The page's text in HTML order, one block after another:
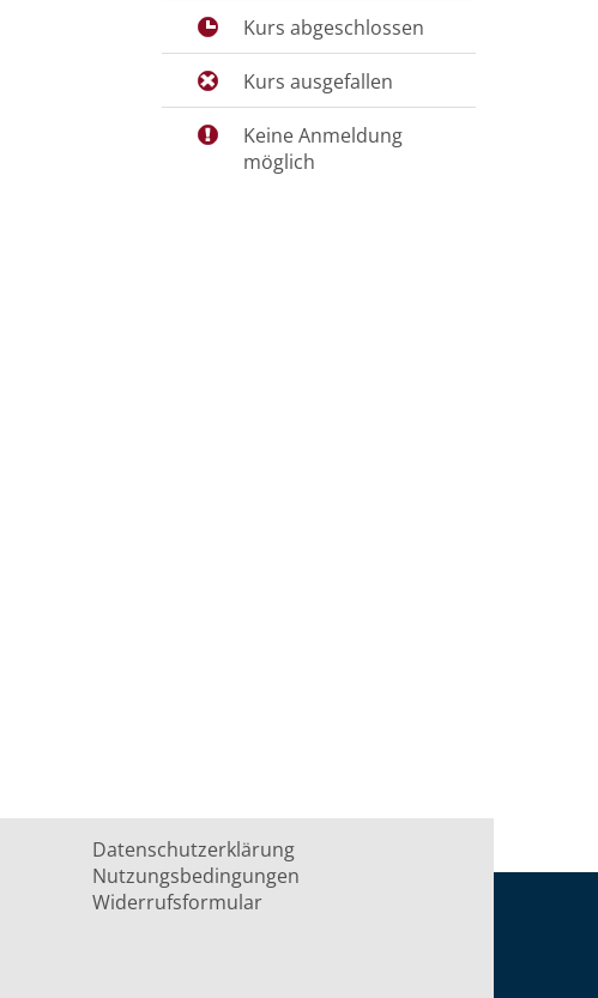
Kurs abgeschlossen
Kurs ausgefallen
Keine Anmeldung
möglich
Datenschutzerklärung
Nutzungsbedingungen
Widerrufsformular